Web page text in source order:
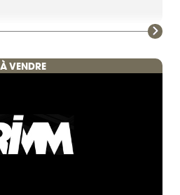
À VENDRE